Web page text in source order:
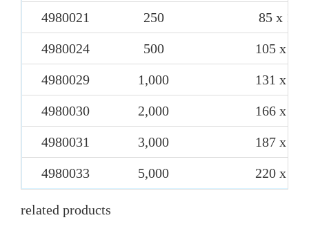
4980021 250 85 x 145
4980024 500 105 x
4980029 1,000 131 x
4980030 2,000 166 x
4980031 3,000 187 x
4980033 5,000 220 x
related products